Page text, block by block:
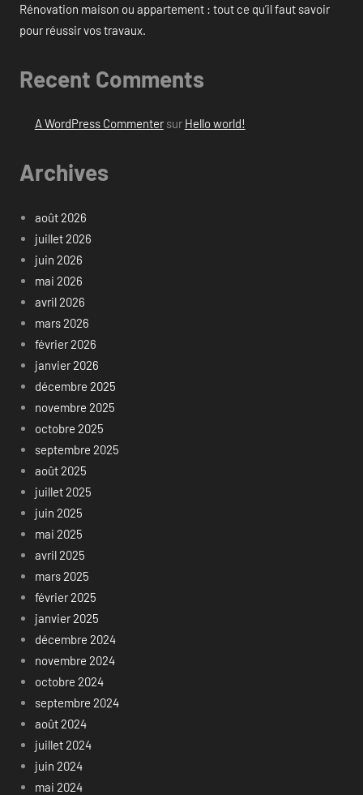
Rénovation maison ou appartement : tout ce qu’il faut savoir
pour réussir vos travaux.
Recent Comments
A WordPress Commentersur Hello world!
Archives
août 2026
juillet 2026
juin 2026
mai 2026
avril 2026
mars 2026
février 2026
janvier 2026
décembre 2025
novembre 2025
octobre 2025
septembre 2025
août 2025
juillet 2025
juin 2025
mai 2025
avril 2025
mars 2025
février 2025
janvier 2025
décembre 2024
novembre 2024
octobre 2024
septembre 2024
août 2024
juillet 2024
juin 2024
mai 2024